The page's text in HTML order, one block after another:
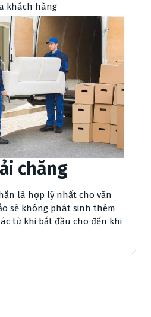
khách hàng
chăng
là hợp lý nhất cho văn
sẽ không phát sinh thêm
từ khi bắt đầu cho đến khi